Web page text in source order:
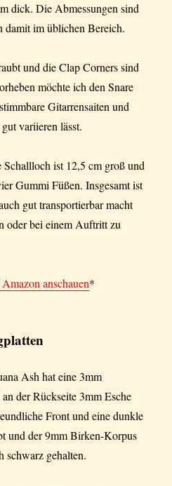
dick. Die Abmessungen sind
damit im üblichen Bereich.
und die Clap Corners sind
möchte ich den Snare
Gitarrensaiten und
variieren lässt.
Schallloch ist 12,5 cm groß und
Gummi Füßen. Insgesamt ist
gut transportierbar macht
oder bei einem Auftritt zu
anschauen*
Ash hat eine 3mm
der Rückseite 3mm Esche
Front und eine dunkle
und der 9mm Birken-Korpus
schwarz gehalten.